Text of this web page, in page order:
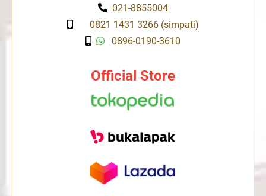
021-8855004
0821 1431 3266 (simpati)
0896-0190-3610
Official Store